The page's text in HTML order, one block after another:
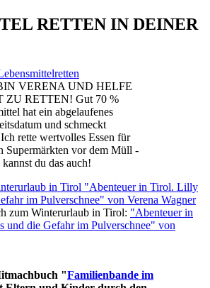
RETTEN IN DEINER
VERENA UND HELFE
ZU RETTEN! Gut 70 %
hat ein abgelaufenes
und schmeckt
rette wertvolles Essen für
Supermärkten vor dem Müll -
du das auch!
zum Winterurlaub in Tirol: "Abenteuer in
die Gefahr im Pulverschnee" von
"Familienbande im